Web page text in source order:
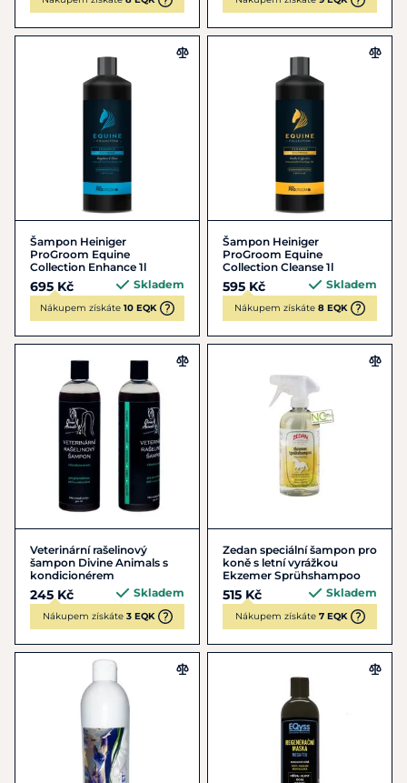
Šampon Heiniger
ProGroom Equine
Collection Enhance 1l
695 Kč Skladem
Nákupem získáte 10 EQK
Šampon Heiniger
ProGroom Equine
Collection Cleanse 1l
595 Kč Skladem
Nákupem získáte 8 EQK
Veterinární rašelinový
šampon Divine Animals s
kondicionérem
245 Kč Skladem
Nákupem získáte 3 EQK
Zedan speciální šampon pro
koně s letní vyrážkou
Ekzemer Sprühshampoo
515 Kč Skladem
Nákupem získáte 7 EQK